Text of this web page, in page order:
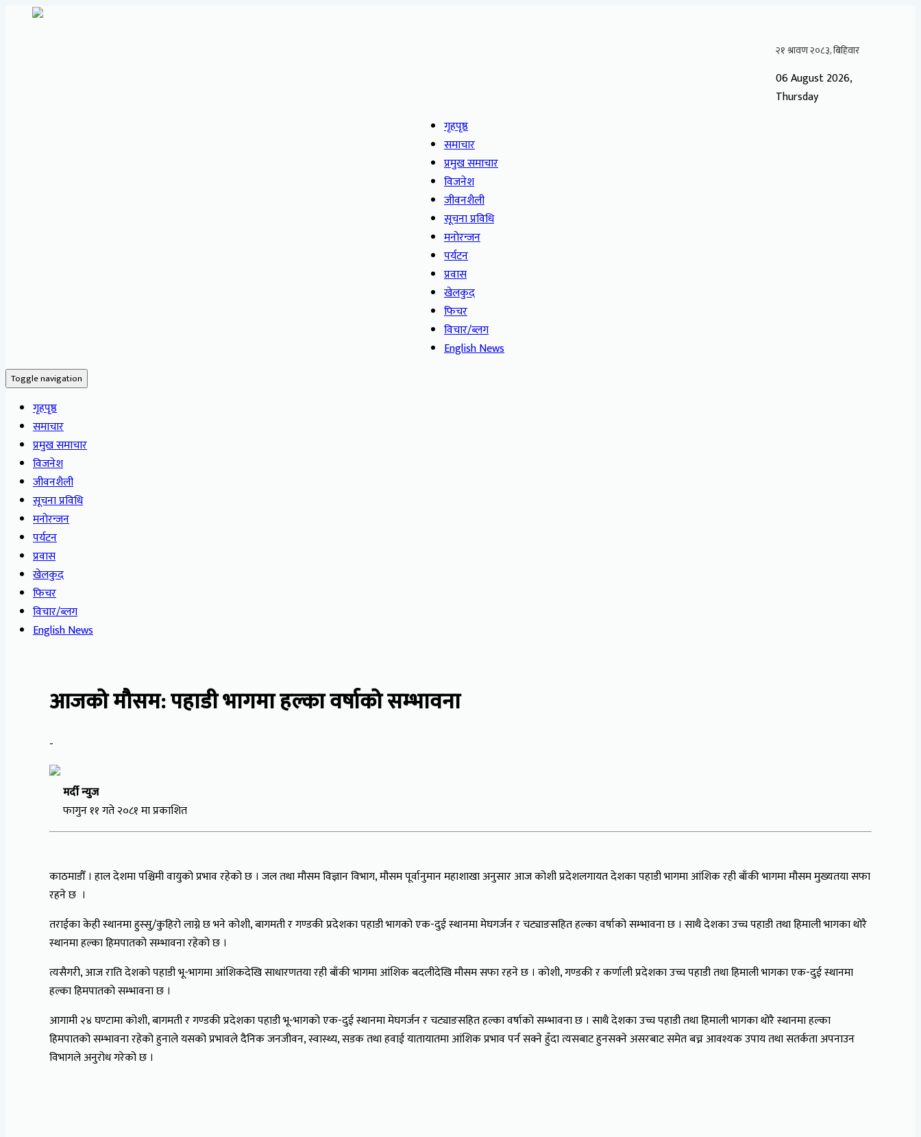
06 August 2026,
Thursday
गृहपृष्ठ
समाचार
प्रमुख समाचार
विजनेश
जीवनशैली
सूचना प्रविधि
मनोरन्जन
पर्यटन
प्रवास
खेलकुद
फिचर
विचार/ब्लग
English News
Toggle navigation
गृहपृष्ठ
समाचार
प्रमुख समाचार
विजनेश
जीवनशैली
सूचना प्रविधि
मनोरन्जन
पर्यटन
प्रवास
खेलकुद
फिचर
विचार/ब्लग
English News
आजको मौसम: पहाडी भागमा हल्का वर्षाको सम्भावना
-
मर्दी न्युज
फागुन ११ गते २०८१ मा प्रकाशित
काठमाडौँ । हाल देशमा पश्चिमी वायुको प्रभाव रहेको छ । जल तथा मौसम विज्ञान विभाग, मौसम पूर्वानुमान महाशाखा अनुसार आज कोशी प्रदेशलगायत देशका पहाडी भागमा आंशिक रही बाँकी भागमा मौसम मुख्यतया सफा
रहने छ ।
तराईका केही स्थानमा हुस्सु/कुहिरो लाग्ने छ भने कोशी, बागमती र गण्डकी प्रदेशका पहाडी भागको एक-दुई स्थानमा मेघगर्जन र चट्याङसहित हल्का वर्षाको सम्भावना छ । साथै देशका उच्च पहाडी तथा हिमाली भागका थोरै
स्थानमा हल्का हिमपातको सम्भावना रहेको छ ।
त्यसैगरी, आज राति देशको पहाडी भू-भागमा आंशिकदेखि साधारणतया रही बाँकी भागमा आंशिक बदलीदेखि मौसम सफा रहने छ । कोशी, गण्डकी र कर्णाली प्रदेशका उच्च पहाडी तथा हिमाली भागका एक-दुई स्थानमा
हल्का हिमपातको सम्भावना छ ।
आगामी २४ घण्टामा कोशी, बागमती र गण्डकी प्रदेशका पहाडी भू-भागको एक-दुई स्थानमा मेघगर्जन र चट्याङसहित हल्का वर्षाको सम्भावना छ । साथै देशका उच्च पहाडी तथा हिमाली भागका थोरै स्थानमा हल्का
हिमपातको सम्भावना रहेको हुनाले यसको प्रभावले दैनिक जनजीवन, स्वास्थ्य, सडक तथा हवाई यातायातमा आंशिक प्रभाव पर्न सक्ने हुँदा त्यसबाट हुनसक्ने असरबाट समेत बच्न आवश्यक उपाय तथा सतर्कता अपनाउन
विभागले अनुरोध गरेको छ ।